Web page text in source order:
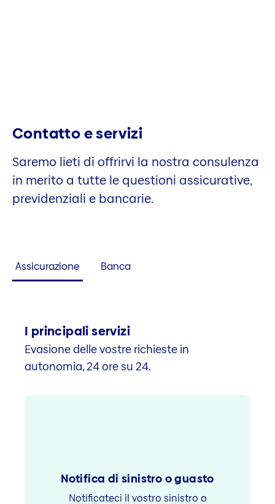
Contatto e servizi
Saremo lieti di offrirvi la nostra consulenza
in merito a tutte le questioni assicurative,
previdenziali e bancarie.
Assicurazione Banca
I principali servizi
Evasione delle vostre richieste in
autonomia, 24 ore su 24.
Notifica di sinistro o guasto
Notificateci il vostro sinistro o